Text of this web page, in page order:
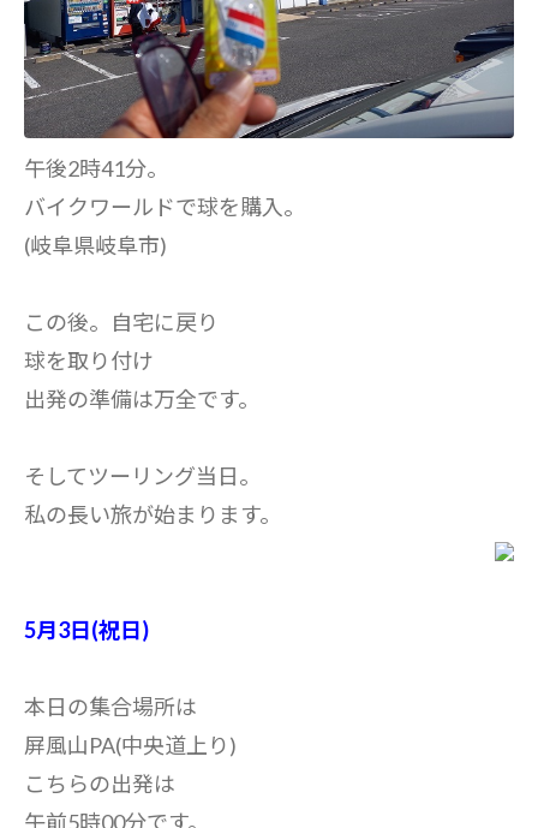
午後2時41分。
バイクワールドで球を購入。
(岐阜県岐阜市)
この後。自宅に戻り
球を取り付け
出発の準備は万全です。
そしてツーリング当日。
私の長い旅が始まります。
5月3日(祝日)
本日の集合場所は
屏風山PA(中央道上り)
こちらの出発は
午前5時00分です。